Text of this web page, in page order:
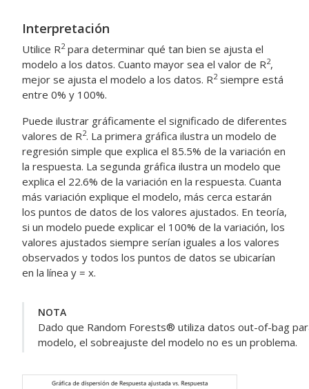
Interpretación
Utilice R2para determinar qué tan bien se ajusta el
modelo a los datos. Cuanto mayor sea el valor de R2,
mejor se ajusta el modelo a los datos. R2siempre está
entre 0% y 100%.
Puede ilustrar gráficamente el significado de diferentes
valores de R2. La primera gráfica ilustra un modelo de
regresión simple que explica el 85.5% de la variación en
la respuesta. La segunda gráfica ilustra un modelo que
explica el 22.6% de la variación en la respuesta. Cuanta
más variación explique el modelo, más cerca estarán
los puntos de datos de los valores ajustados. En teoría,
si un modelo puede explicar el 100% de la variación, los
valores ajustados siempre serían iguales a los valores
observados y todos los puntos de datos se ubicarían
en la línea y = x.
NOTA
Dado que Random Forests® utiliza datos out-of-bag
modelo, el sobreajuste del modelo no es un problema.